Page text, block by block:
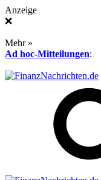
Anzeige
❌
Mehr »
Ad hoc-Mitteilungen: